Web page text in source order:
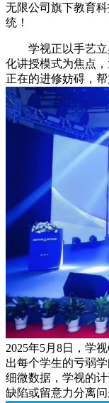
无限公司旗下教育
统！
学视正以手艺立
化讲授模式为焦点
正在的进修妨碍，
2025年5月8日，学
出每个学生的亏弱
细微数据，学视的
缺陷或留意力分离